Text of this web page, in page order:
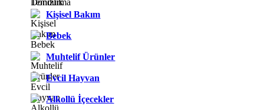
Kişisel Bakım
Bebek
Muhtelif Ürünler
Evcil Hayvan
Alkollü İçecekler